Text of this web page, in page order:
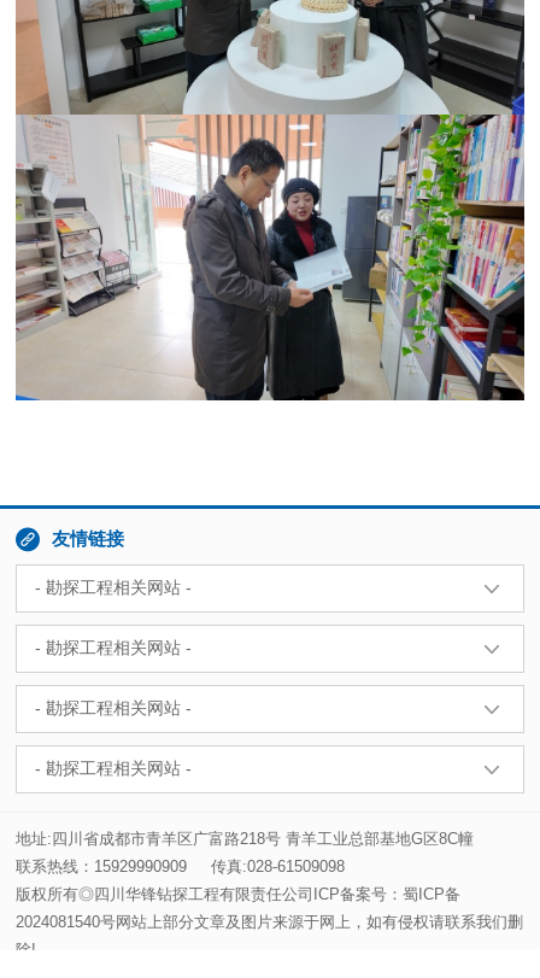
 友情链接
地址:四川省成都市青羊区广富路218号 青羊工业总部基地G区8C幢
联系热线：15929990909
传真:028-61509098
版权所有◎四川华锋钻探工程有限责任公司ICP备案号：蜀ICP备
2024081540号网站上部分文章及图片来源于网上，如有侵权请联系我们删
除!